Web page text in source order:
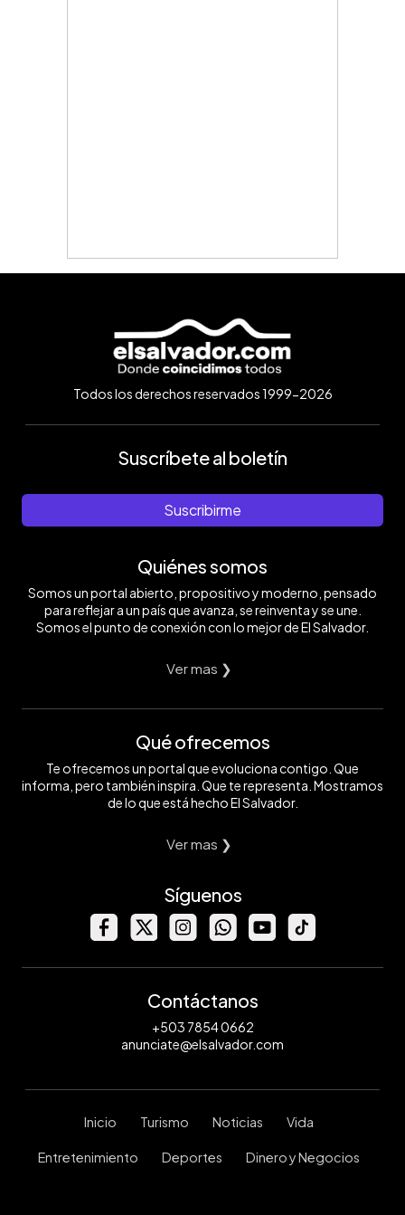
Todos los derechos reservados 1999-2026
Suscríbete al boletín
Suscribirme
Quiénes somos
Somos un portal abierto, propositivo y moderno, pensado
para reflejar a un país que avanza, se reinventa y se une.
Somos el punto de conexión con lo mejor de El Salvador.
Ver mas ❯
Qué ofrecemos
Te ofrecemos un portal que evoluciona contigo. Que
informa, pero también inspira. Que te representa. Mostramos
de lo que está hecho El Salvador.
Ver mas ❯
Síguenos
Contáctanos
+503 7854 0662
anunciate@elsalvador.com
Inicio Turismo Noticias Vida
Entretenimiento Deportes Dinero y Negocios